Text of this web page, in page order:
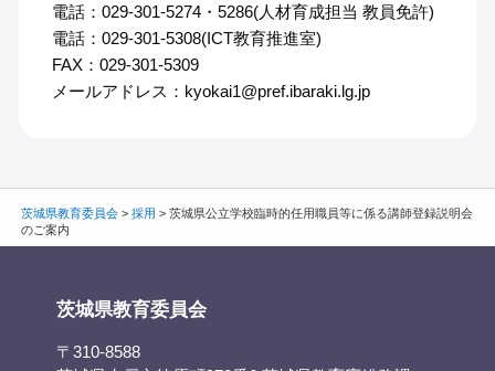
電話：029-301-5274・5286(人材育成担当 教員免許)
電話：029-301-5308(ICT教育推進室)
FAX：029-301-5309
メールアドレス：kyokai1@pref.ibaraki.lg.jp
茨城県教育委員会> 採用 > 茨城県公立学校臨時的任用職員等に係る講師登録説明会
のご案内
茨城県教育委員会
〒310-8588